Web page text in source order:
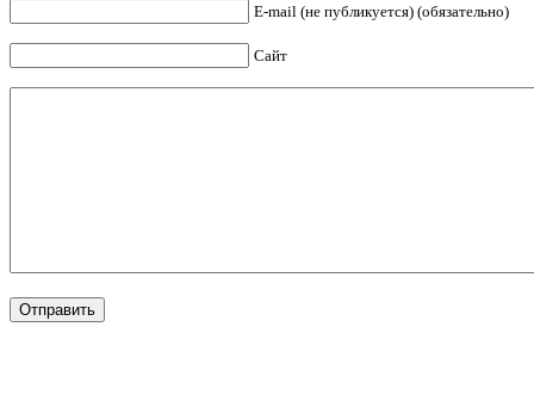
E-mail (не публикуется) (обязательно)
Сайт